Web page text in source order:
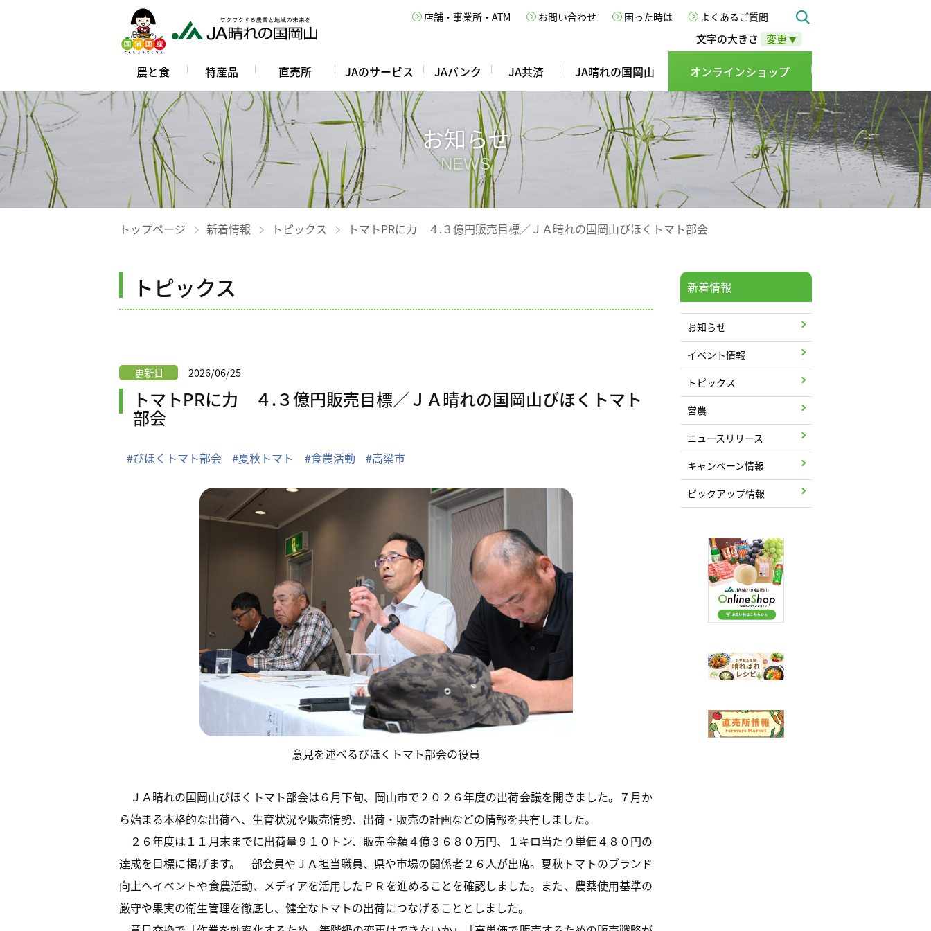
文字の大きさ 変更 ▼
農と食 特産品 直売所 JAのサービス JAバンク JA共済 JA晴れの国岡山 オンラインショップ
店舗・事業所・ATM お問い合わせ 困った時は よくあるご質問
お知らせ
NEWS
トップページ 新着情報 トピックス トマトPRに力 ４.３億円販売目標／ＪＡ晴れの国岡山びほくトマト部会
トピックス
更新日 2026/06/25
トマトPRに力 ４.３億円販売目標／ＪＡ晴れの国岡山びほくトマト
部会
#びほくトマト部会 #夏秋トマト #食農活動 #高梁市
意見を述べるびほくトマト部会の役員
ＪＡ晴れの国岡山びほくトマト部会は６月下旬、岡山市で２０２６年度の出荷会議を開きました。７月か
ら始まる本格的な出荷へ、生育状況や販売情勢、出荷・販売の計画などの情報を共有しました。
２６年度は１１月末までに出荷量９１０トン、販売金額４億３６８０万円、１キロ当たり単価４８０円の
達成を目標に掲げます。 部会員やＪＡ担当職員、県や市場の関係者２６人が出席。夏秋トマトのブランド
向上へイベントや食農活動、メディアを活用したＰＲを進めることを確認しました。また、農薬使用基準の
厳守や果実の衛生管理を徹底し、健全なトマトの出荷につなげることとしました。
新着情報
お知らせ
イベント情報
トピックス
営農
ニュースリリース
キャンペーン情報
ピックアップ情報